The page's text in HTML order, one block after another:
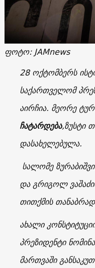
ფოტო: JAMnews
28 ოქტომბერს
საქართველომ
აირჩია. მეორე
ჩატარდება,ზუსტი
დასახელებულა.
სალომე
დაგრიგოლ
თითქმის
ახალი
პრეზიდენტი
მართვაში